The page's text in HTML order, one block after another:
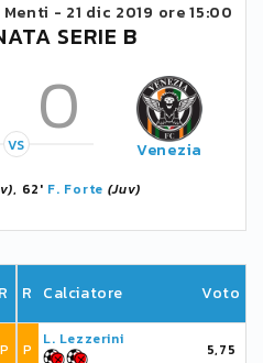
Menti - 21 dic 2019 ore 15:00
SERIE B
0
VS Venezia
, 62' F. Forte (Juv)
R
P
R Calciatore Voto
P
L. Lezzerini
5,75